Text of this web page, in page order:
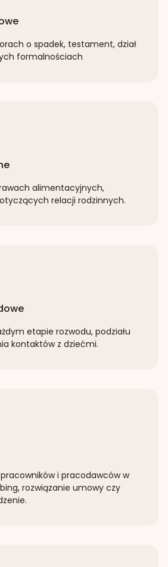
o spadek, testament, dział
formalnościach
alimentacyjnych,
relacji rodzinnych.
etapie rozwodu, podziału
kontaktów z dziećmi.
i pracodawców w
rozwiązanie umowy czy